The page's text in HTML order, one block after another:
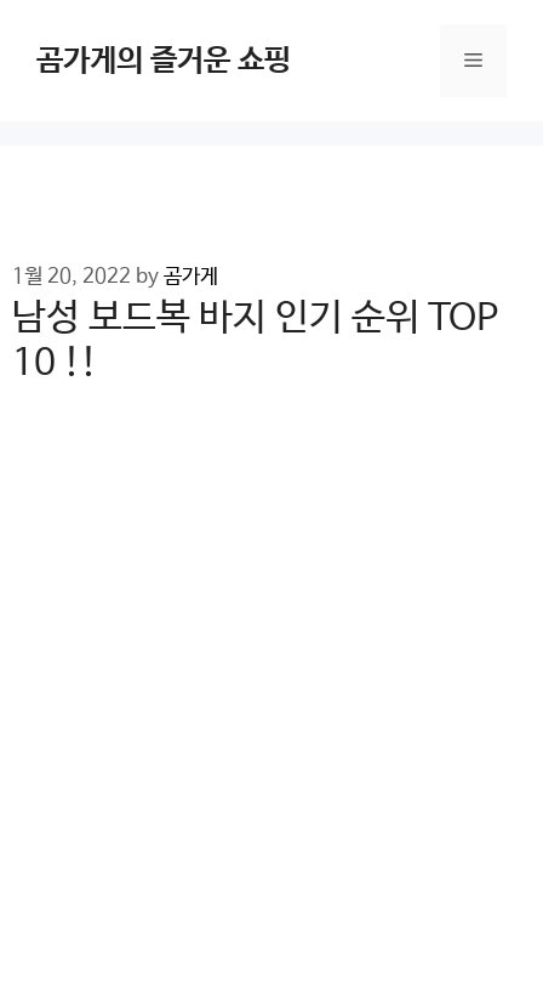
content곰가게의 즐거운 쇼핑 Menu
1월 20, 2022 by 곰가게
남성 보드복 바지 인기 순위 TOP
10 !!